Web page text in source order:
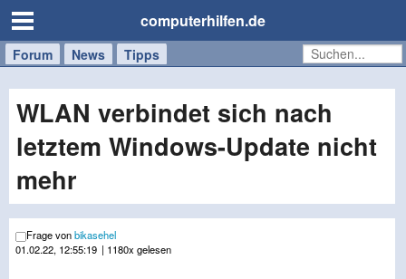
computerhilfen.de
Forum News Tipps
Handy
Tablet
Windows
Mac
WLAN verbindet sich nach
letztem Windows-Update nicht
mehr
Frage vonbikasehel
01.02.22, 12:55:19 | 1180x gelesen